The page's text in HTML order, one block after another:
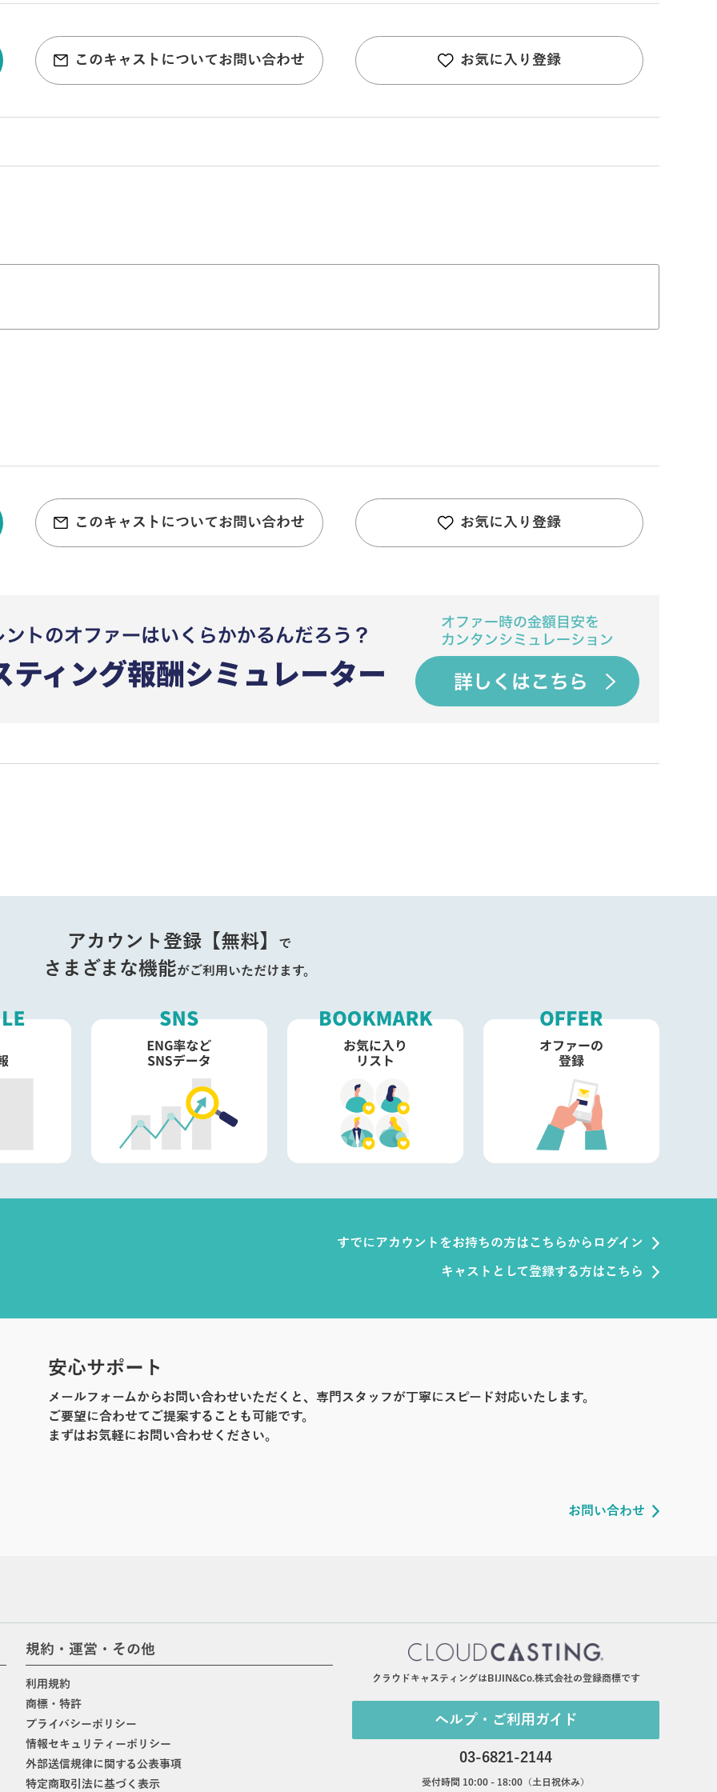
このキャストについてお問い合わせ お気に入り登録
このキャストについてお問い合わせ お気に入り登録
アカウント登録【無料】 で
さまざまな機能がご利用いただけます。
すでにアカウントをお持ちの方はこちらからログイン
キャストとして登録する方はこちら
安心サポート
メールフォームからお問い合わせいただくと、専門スタッフが丁寧にスピード対応いたします。
ご要望に合わせてご提案することも可能です。
まずはお気軽にお問い合わせください。
お問い合わせ
規約・運営・その他
利用規約
商標・特許
プライバシーポリシー
情報セキュリティーポリシー
外部送信規律に関する公表事項
特定商取引法に基づく表示
クラウドキャスティングはBIJIN&Co.株式会社の登録商標です
ヘルプ・ご利用ガイド
03-6821-2144
受付時間 10:00 - 18:00（土日祝休み）